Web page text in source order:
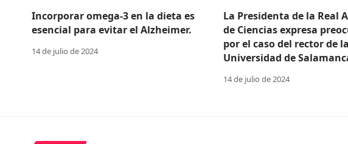
Incorporar omega-3 en la dieta es
esencial para evitar el Alzheimer.
14 de julio de 2024
La Presidenta de la Real
de Ciencias expresa
por el caso del rector de la
Universidad de
14 de julio de 2024